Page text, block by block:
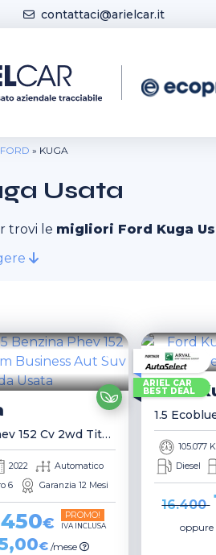
contattaci@arielcar.it
FORD » KUGA
Usata
trovi le migliori Ford Kuga
2.5 Benzina Phev 152 Cv 2wd Titanium Business Aut Suv
2022
Automatico
6 Garanzia 12 Mesi
€ PROMO!
IVA INCLUSA
€ /mese
ARIEL CAR
BEST DEAL
Ford
105.077
Diesel
16.400
oppure